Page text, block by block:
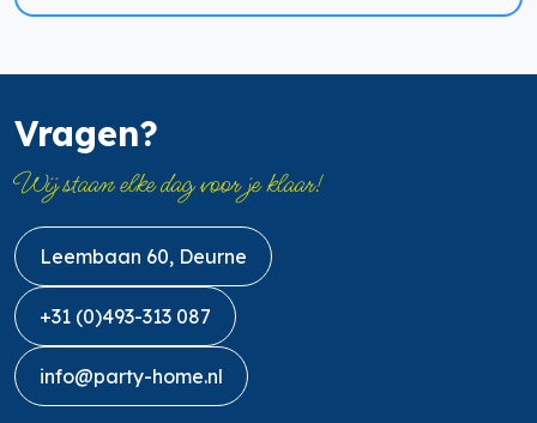
Vragen?
Wij staan elke dag voor je klaar!
Leembaan 60, Deurne
+31 (0)493-313 087
info@party-home.nl